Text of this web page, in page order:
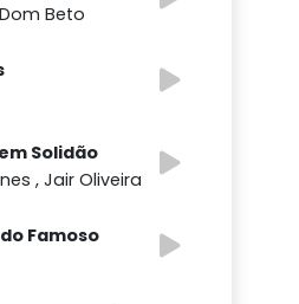
Beto
Solidão
, Jair Oliveira
Famoso